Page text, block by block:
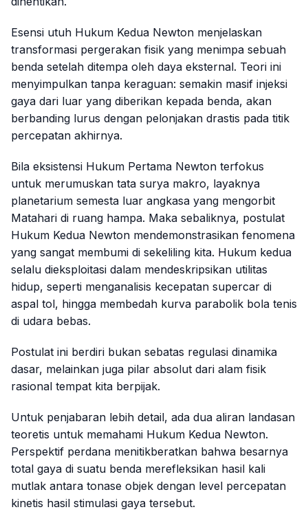
Esensi utuh Hukum Kedua Newton menjelaskan
transformasi pergerakan fisik yang menimpa sebuah
benda setelah ditempa oleh daya eksternal. Teori ini
menyimpulkan tanpa keraguan: semakin masif injeksi
gaya dari luar yang diberikan kepada benda, akan
berbanding lurus dengan pelonjakan drastis pada titik
percepatan akhirnya.
Bila eksistensi Hukum Pertama Newton terfokus
untuk merumuskan tata surya makro, layaknya
planetarium semesta luar angkasa yang mengorbit
Matahari di ruang hampa. Maka sebaliknya, postulat
Hukum Kedua Newton mendemonstrasikan fenomena
yang sangat membumi di sekeliling kita. Hukum kedua
selalu dieksploitasi dalam mendeskripsikan utilitas
hidup, seperti menganalisis kecepatan supercar di
aspal tol, hingga membedah kurva parabolik bola tenis
di udara bebas.
Postulat ini berdiri bukan sebatas regulasi dinamika
dasar, melainkan juga pilar absolut dari alam fisik
rasional tempat kita berpijak.
Untuk penjabaran lebih detail, ada dua aliran landasan
teoretis untuk memahami Hukum Kedua Newton.
Perspektif perdana menitikberatkan bahwa besarnya
total gaya di suatu benda merefleksikan hasil kali
mutlak antara tonase objek dengan level percepatan
kinetis hasil stimulasi gaya tersebut.